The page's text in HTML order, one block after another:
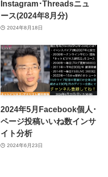
Instagram･Threadsニュ
ース(2024年8月分)
2024年8月18日
2024年5月Facebook個人･
ページ投稿いいね数インサ
イト分析
2024年6月23日